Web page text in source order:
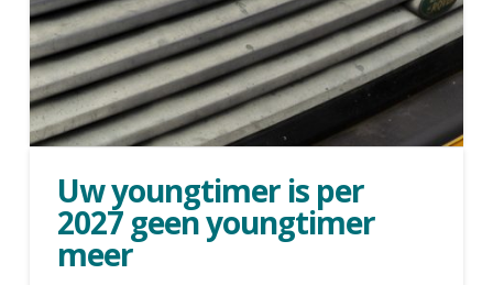
Uw youngtimer is per
2027 geen youngtimer
meer